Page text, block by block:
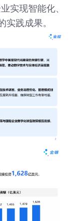
实现智能化、
实践成果。